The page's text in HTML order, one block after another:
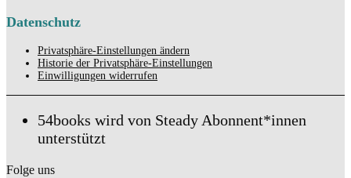
Datenschutz
Privatsphäre-Einstellungen ändern
Historie der Privatsphäre-Einstellungen
Einwilligungen widerrufen
54books wird von Steady Abonnent*innen
unterstützt
Folge uns